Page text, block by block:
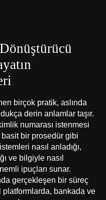
birçok pratik, aslında
derin anlamlar taşır.
numarası istenmesi
bir prosedür gibi
nasıl anladığı,
ve bilgiyle nasıl
ipuçları sunar.
gerçekleşen bir süreç
bankada ve